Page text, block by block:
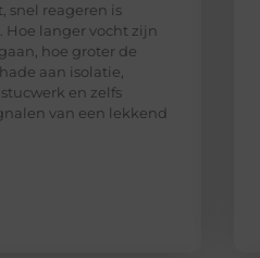
snel reageren is
Hoe langer vocht zijn
hoe groter de
aan isolatie,
en zelfs
van een lekkend